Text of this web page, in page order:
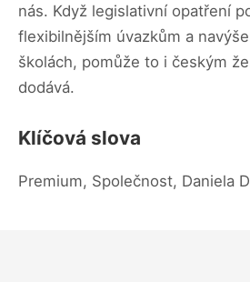
nás. Když legislativní opatření
flexibilnějším úvazkům a
školách, pomůže to i českým
dodává.
Klíčová slova
Premium, Společnost, Daniela